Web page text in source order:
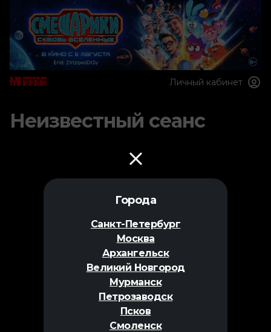
Города
Санкт-Петербург
Москва
Архангельск
Великий Новгород
Мурманск
Петрозаводск
Псков
Смоленск
Личный кабинет
Неизвестный сеанс